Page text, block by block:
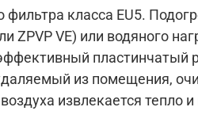
класса EU5.
ZPVP VE) или водяного
пластинчатый
из помещения,
извлекается тепло